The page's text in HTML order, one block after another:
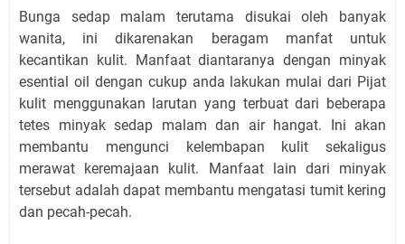
Bunga sedap malam terutama disukai oleh banyak
wanita, ini dikarenakan beragam manfat untuk
kecantikan kulit. Manfaat diantaranya dengan minyak
esential oil dengan cukup anda lakukan mulai dari Pijat
kulit menggunakan larutan yang terbuat dari beberapa
tetes minyak sedap malam dan air hangat. Ini akan
membantu mengunci kelembapan kulit sekaligus
merawat keremajaan kulit. Manfaat lain dari minyak
tersebut adalah dapat membantu mengatasi tumit kering
dan pecah-pecah.